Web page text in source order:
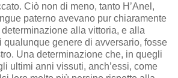
Ciò non di meno, tanto H’Anel,
paterno avevano pur chiaramente
alla vittoria, e alla
qualunque genere di avversario, fosse
Una determinazione che, in quegli
ultimi anni vissuti, anch’essi, come